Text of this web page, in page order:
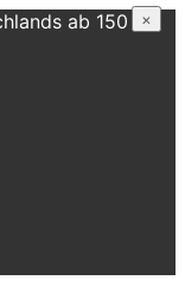
ab 150 €×